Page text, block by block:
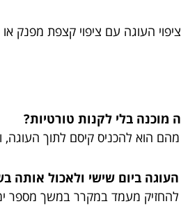
העוגה עם ציפוי קצפת מפנק או
מוכנה בלי לקנות טורטיות?
הוא להכניס קיסם לתוך העוגה,
ביום שישי ולאכול אותה
להחזיק מעמד במקרר במשך מספר